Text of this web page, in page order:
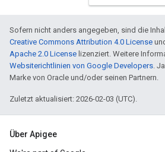
Sofern nicht anders angegeben, sind die
Creative Commons Attribution 4.0 License
Apache 2.0 License lizenziert. Weitere
Websiterichtlinien von Google Developers.
Marke von Oracle und/oder seinen Partnern.
Zuletzt aktualisiert: 2026-02-03 (UTC).
Über Apigee